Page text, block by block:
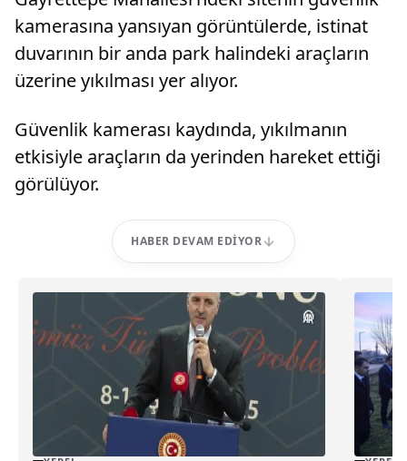
kamerasına yansıyan görüntülerde, istinat
duvarının bir anda park halindeki araçların
üzerine yıkılması yer alıyor.
Güvenlik kamerası kaydında, yıkılmanın
etkisiyle araçların da yerinden hareket ettiği
görülüyor.
HABER DEVAM EDIYOR